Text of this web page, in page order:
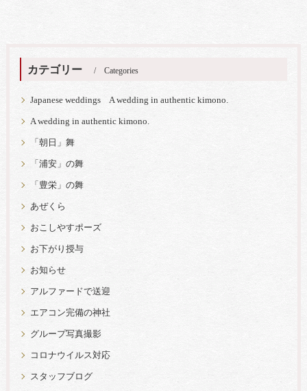
カテゴリー Categories
Japanese weddings A wedding in authentic kimono.
A wedding in authentic kimono.
「朝日」舞
「浦安」の舞
「豊栄」の舞
あぜくら
おこしやすポーズ
お下がり授与
お知らせ
アルファードで送迎
エアコン完備の神社
グループ写真撮影
コロナウイルス対応
スタッフブログ